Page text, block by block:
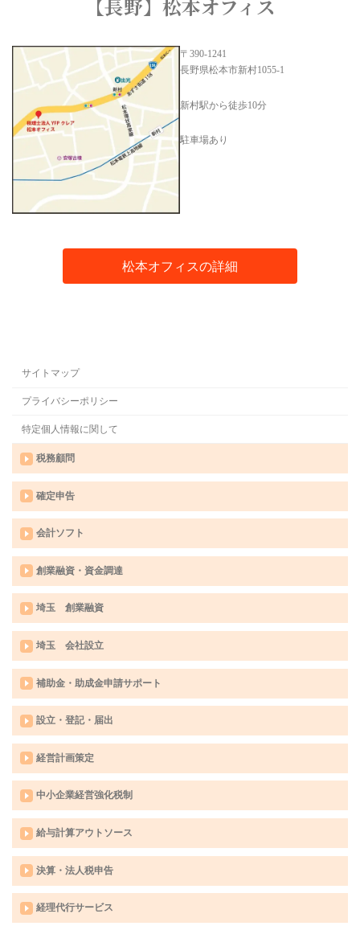
【長野】松本オフィス
〒390-1241
長野県松本市新村1055-1
新村駅から徒歩10分
駐車場あり
松本オフィスの詳細
サイトマップ
プライバシーポリシー
特定個人情報に関して
税務顧問
確定申告
会計ソフト
創業融資・資金調達
埼玉 創業融資
埼玉 会社設立
補助金・助成金申請サポート
設立・登記・届出
経営計画策定
中小企業経営強化税制
給与計算アウトソース
決算・法人税申告
経理代行サービス